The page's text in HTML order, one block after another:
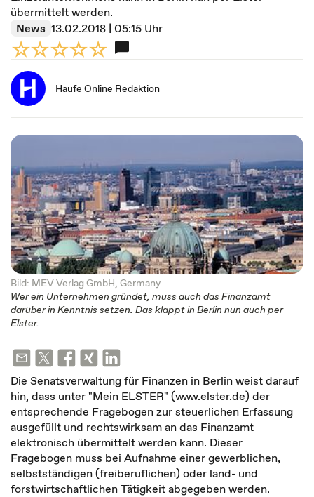
übermittelt werden.
News 13.02.2018 | 05:15 Uhr
Haufe Online Redaktion
Bild: MEV Verlag GmbH, Germany
Wer ein Unternehmen gründet, muss auch das Finanzamt
darüber in Kenntnis setzen. Das klappt in Berlin nun auch per
Elster.
Die Senatsverwaltung für Finanzen in Berlin weist darauf
hin, dass unter "Mein ELSTER" (www.elster.de) der
entsprechende Fragebogen zur steuerlichen Erfassung
ausgefüllt und rechtswirksam an das Finanzamt
elektronisch übermittelt werden kann. Dieser
Fragebogen muss bei Aufnahme einer gewerblichen,
selbstständigen (freiberuflichen) oder land- und
forstwirtschaftlichen Tätigkeit abgegeben werden.